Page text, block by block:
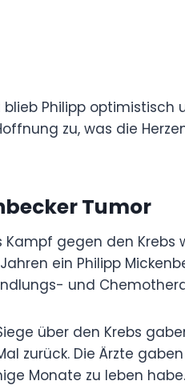
blieb Philipp optimistisch
zu, was die
Tumor
Kampf gegen den Krebs
ein Philipp
und
über den Krebs
zurück. Die Ärzte
Monate zu leben habe.